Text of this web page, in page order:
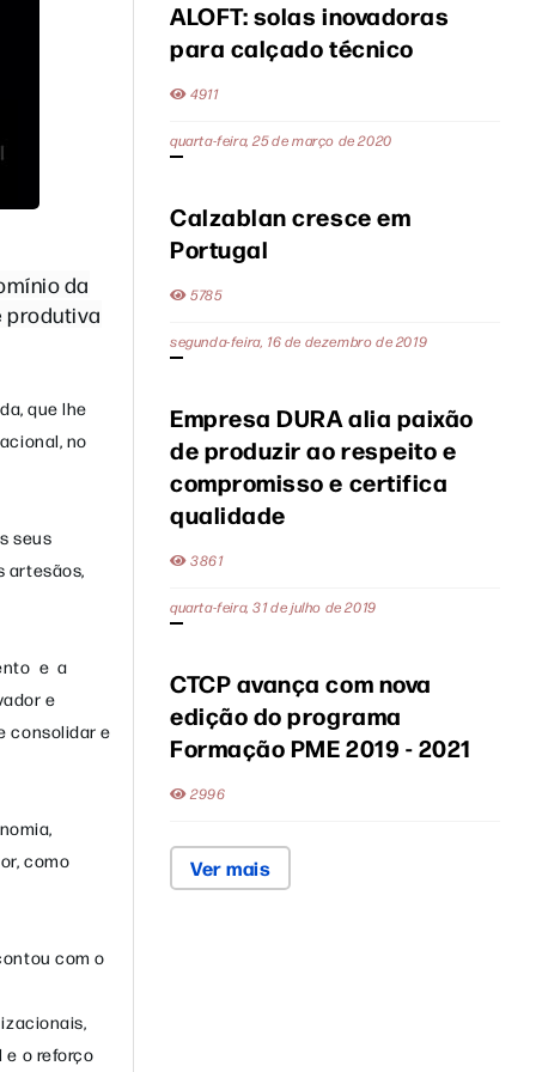
da
produtiva
que lhe
no
seus
artesãos,
e a
e
consolidar e
como
com o
e o reforço
ALOFT: solas inovadoras
para calçado técnico
4911
quarta-feira, 25 de março de 2020
Calzablan cresce em
Portugal
5785
segunda-feira, 16 de dezembro de 2019
Empresa DURA alia paixão
de produzir ao respeito e
compromisso e certifica
qualidade
3861
quarta-feira, 31 de julho de 2019
CTCP avança com nova
edição do programa
Formação PME 2019 - 2021
2996
Ver mais